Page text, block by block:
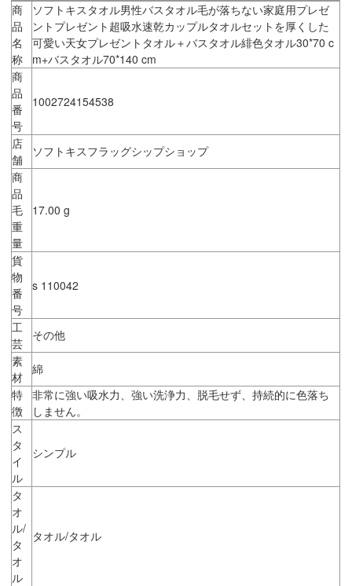
商
品
名
称
ソフトキスタオル男性バスタオル毛が落ちない家庭用プレゼ
ントプレゼント超吸水速乾カップルタオルセットを厚くした
可愛い天女プレゼントタオル＋バスタオル緋色タオル30*70 c
m+バスタオル70*140 cm
商
品
番
号
1002724154538
店
舗
ソフトキスフラッグシップショップ
商
品
毛
重
量
17.00 g
貨
物
番
号
s 110042
工
芸
その他
素
材
綿
特
徴
非常に強い吸水力、強い洗浄力、脱毛せず、持続的に色落ち
しません。
ス
タ
イ
ル
シンプル
タ
オ
ル/
タ
オ
ル
タオル/タオル